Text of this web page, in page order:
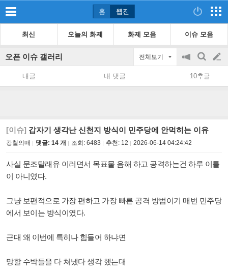
홈 웹진
최신 오늘의 화제 화제 모음 이슈 모음
오픈 이슈 갤러리 전체보기
공
지
on/off
검
색
글
쓰
내글 내 댓글 10추글
[이슈] 갑자기 생각난 신천지 방식이 민주당에 안먹히는 이유
강철의매 댓글: 14 개 조회: 6483 추천: 12 2026-06-14 04:24:42
사실 문조탈래유 이러면서 목표물 음해 하고 공격하는건 하루 이틀
이 아니였다.
그냥 보편적으로 가장 편하고 가장 빠른 공격 방법이기 매번 민주당
에서 보이는 방식이였다.
근대 왜 이번에 특히나 힘들어 하냐면
망할 수박들을 다 쳐냈다 생각 했는대